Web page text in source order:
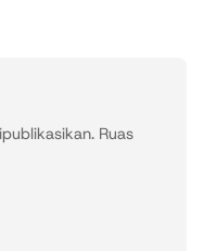
Ruas